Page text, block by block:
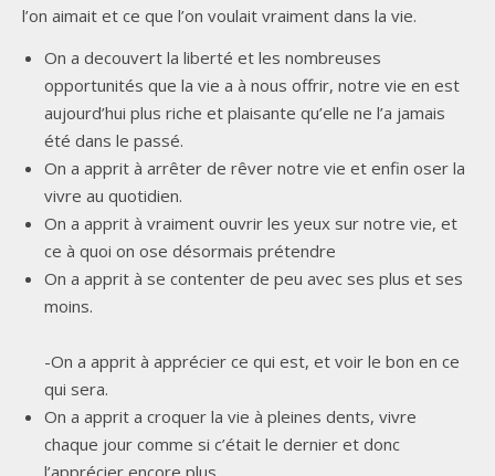
l’on aimait et ce que l’on voulait vraiment dans la vie.
On a decouvert la liberté et les nombreuses
opportunités que la vie a à nous offrir, notre vie en est
aujourd’hui plus riche et plaisante qu’elle ne l’a jamais
été dans le passé.
On a apprit à arrêter de rêver notre vie et enfin oser la
vivre au quotidien.
On a apprit à vraiment ouvrir les yeux sur notre vie, et
ce à quoi on ose désormais prétendre
On a apprit à se contenter de peu avec ses plus et ses
moins.
-On a apprit à apprécier ce qui est, et voir le bon en ce
qui sera.
On a apprit a croquer la vie à pleines dents, vivre
chaque jour comme si c’était le dernier et donc
l’apprécier encore plus